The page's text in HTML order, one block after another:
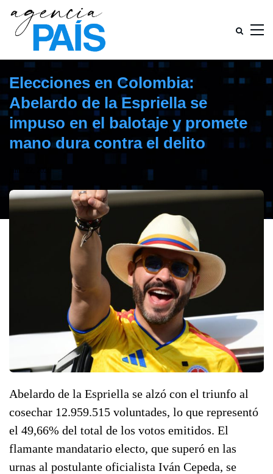
Elecciones en Colombia:
Abelardo de la Espriella se
impuso en el balotaje y promete
mano dura contra el delito
junio 22, 2026
Abelardo de la Espriella se alzó con el triunfo al
cosechar 12.959.515 voluntades, lo que representó
el 49,66% del total de los votos emitidos. El
flamante mandatario electo, que superó en las
urnas al postulante oficialista Iván Cepeda, se